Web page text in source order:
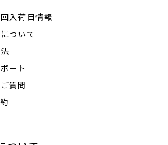
入荷日情報
ついて
ート
質問